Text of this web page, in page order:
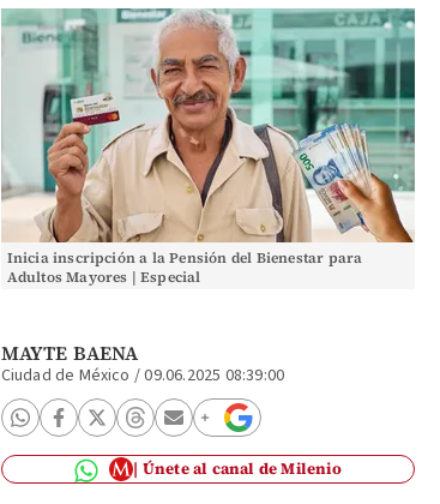
Inicia inscripción a la Pensión del Bienestar para
Adultos Mayores | Especial
MAYTE BAENA
Ciudad de México /09.06.2025 08:39:00
Únete al canal de Milenio